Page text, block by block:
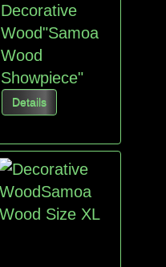
Decorative
Wood"Samoa
Wood
Showpiece"
Details